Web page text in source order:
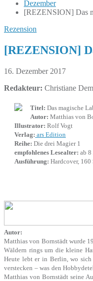
Dezember
[REZENSION] Das
Rezension
[REZENSION]
16. Dezember 2017
Redakteur: Christiane
Titel: Das magische
Autor: Matthias von
Illustrator: Rolf Vogt
Verlag: ars Edition
Reihe: Die drei Magier 1
empfohlenes Lesealter: ab 8
Ausführung: Hardcover, 160
Autor:
Matthias von Bornstädt wurde
Wäldern rings um die kleine
Heute lebt er in Berlin, wo sich
verstecken – was den
Matthias von Bornstädt seine